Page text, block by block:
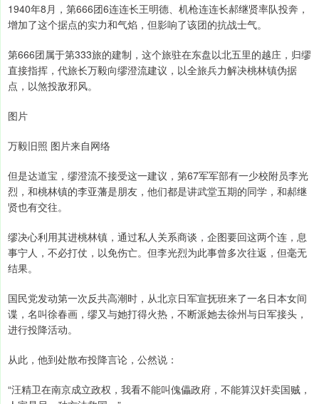
1940年8月，第666团6连连长王明德、机枪连连长郝继贤率队投奔，
增加了这个据点的实力和气焰，但影响了该团的抗战士气。
第666团属于第333旅的建制，这个旅驻在东盘以北五里的越庄，归缪
直接指挥，代旅长万毅向缪澄流建议，以全旅兵力解决桃林镇伪据
点，以煞投敌邪风。
图片
万毅旧照 图片来自网络
但是达道宝，缪澄流不接受这一建议，第67军军部有一少校附员李光
烈，和桃林镇的李亚藩是朋友，他们都是讲武堂五期的同学，和郝继
贤也有交往。
缪决心利用其进桃林镇，通过私人关系商谈，企图要回这两个连，息
事宁人，不必打仗，以免伤亡。但李光烈为此事曾多次往返，但毫无
结果。
国民党发动第一次反共高潮时，从北京日军宣抚班来了一名日本女间
谍，名叫徐春画，缪又与她打得火热，不断派她去徐州与日军接头，
进行投降活动。
从此，他到处散布投降言论，公然说：
“汪精卫在南京成立政权，我看不能叫傀儡政府，不能算汉奸卖国贼，